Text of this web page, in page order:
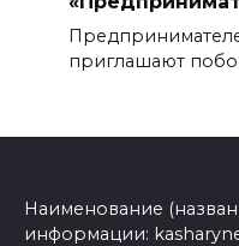
приглашают
Наименование
информации: